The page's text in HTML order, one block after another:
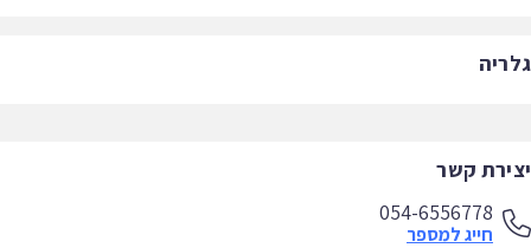
קשר
054-6556778
חייג למספר